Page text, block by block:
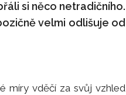
si něco netradičního.
velmi odlišuje od
míry vděčí za svůj vzhled